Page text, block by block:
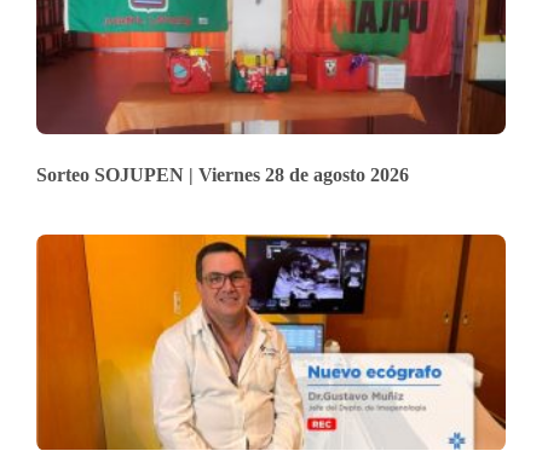
Sorteo SOJUPEN | Viernes 28 de agosto 2026